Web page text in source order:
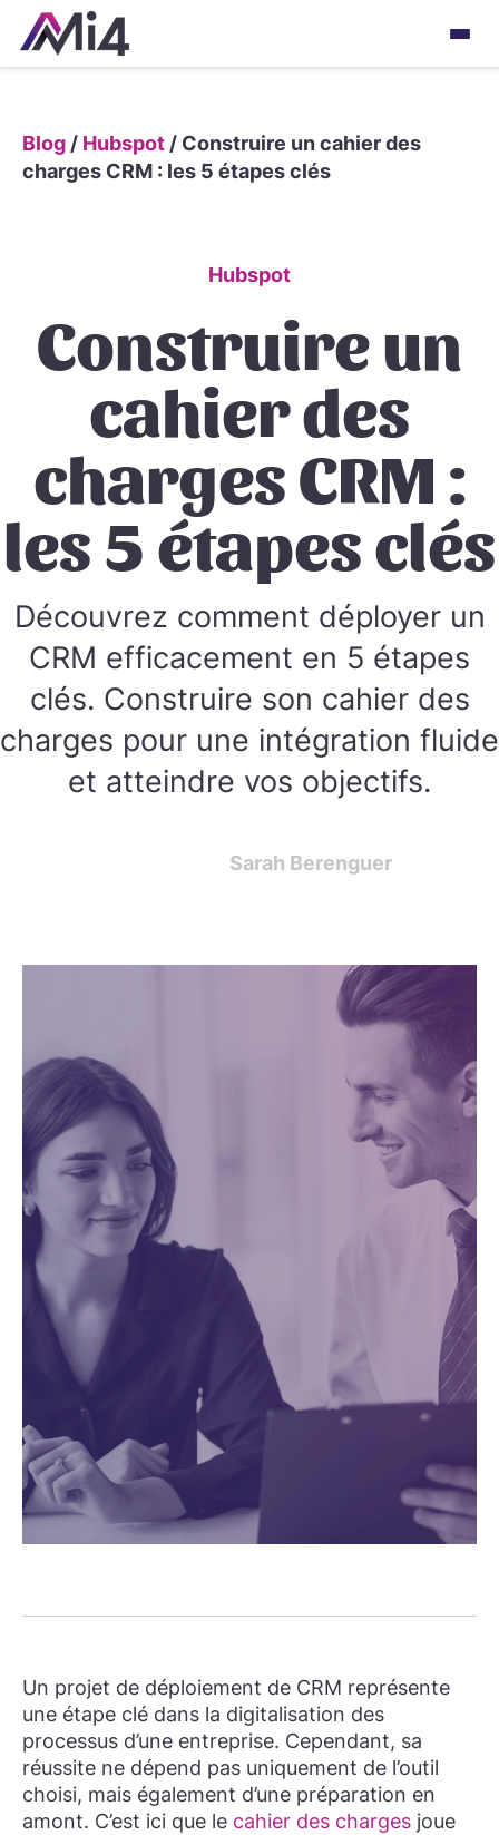
Blog / Hubspot / Construire un cahier des
charges CRM : les 5 étapes clés
Hubspot
Construire un
cahier des
charges CRM :
les 5 étapes clés
Découvrez comment déployer un
CRM efficacement en 5 étapes
clés. Construire son cahier des
charges pour une intégration fluide
et atteindre vos objectifs.
Sarah Berenguer
Un projet de déploiement de CRM représente
une étape clé dans la digitalisation des
processus d’une entreprise. Cependant, sa
réussite ne dépend pas uniquement de l’outil
choisi, mais également d’une préparation en
amont. C’est ici que le cahier des charges joue